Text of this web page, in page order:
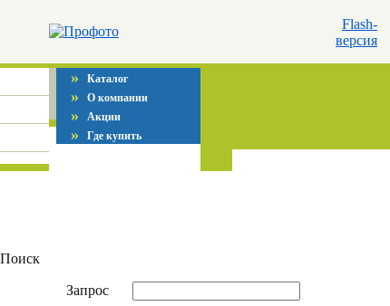
Flash-
версия
» Каталог
» О компании
» Акции
» Где купить
Поиск
Запрос